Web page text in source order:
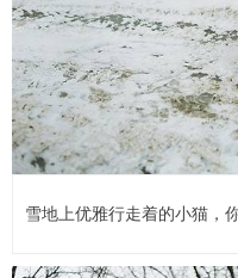
雪地上优雅行走着的小猫，